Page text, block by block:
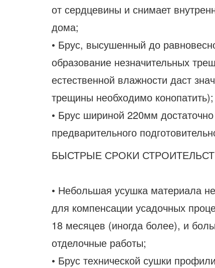
от сердцевины и снимает
дома;
• Брус, высушенный до
образование незначительных
естественной влажности даст
трещины необходимо конопатить);
• Брус шириной 220мм
предварительного
БЫСТРЫЕ СРОКИ
• Небольшая усушка материала
для компенсации усадочных
18 месяцев (иногда более), и
отделочные работы;
• Брус технической сушки